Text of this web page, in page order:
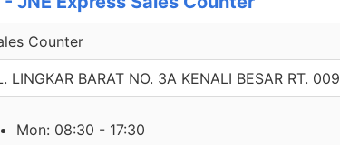
Counter
LINGKAR BARAT NO. 3A KENALI BESAR RT. 009
Mon: 08:30 - 17:30